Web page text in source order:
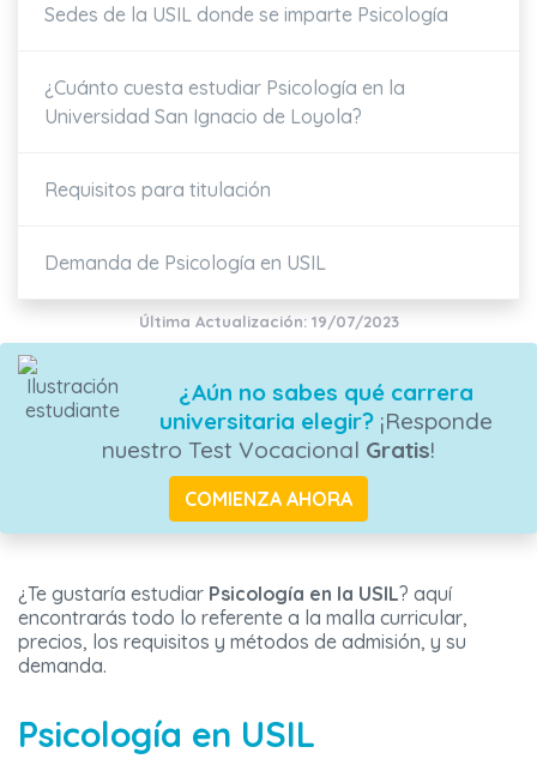
Sedes de la USIL donde se imparte Psicología
¿Cuánto cuesta estudiar Psicología en la
Universidad San Ignacio de Loyola?
Requisitos para titulación
Demanda de Psicología en USIL
Última Actualización: 19/07/2023
¿Aún no sabes qué carrera
universitaria elegir?¡Responde
nuestro Test Vocacional Gratis!
COMIENZA AHORA
¿Te gustaría estudiar Psicología en la USIL? aquí
encontrarás todo lo referente a la malla curricular,
precios, los requisitos y métodos de admisión, y su
demanda.
Psicología en USIL